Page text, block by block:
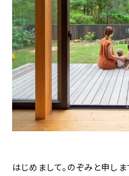
はじめまして。のぞみと申し